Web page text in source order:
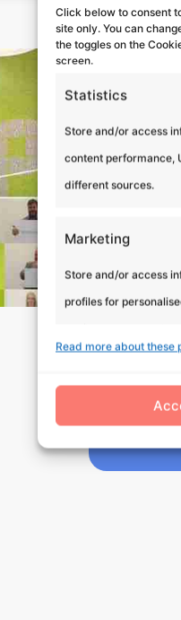
Click below to consent
site only. You can
the toggles on the
screen.
Statistics
Store and/or access
content performance,
different sources.
Marketing
Store and/or access
profiles for
improve services, Use
Match and combine
Identify devices
Deliver and
Read more about these
5